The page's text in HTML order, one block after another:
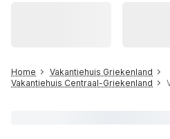
Home
Vakantiehuis Griekenland
Vakantiehuis Centraal-Griekenland